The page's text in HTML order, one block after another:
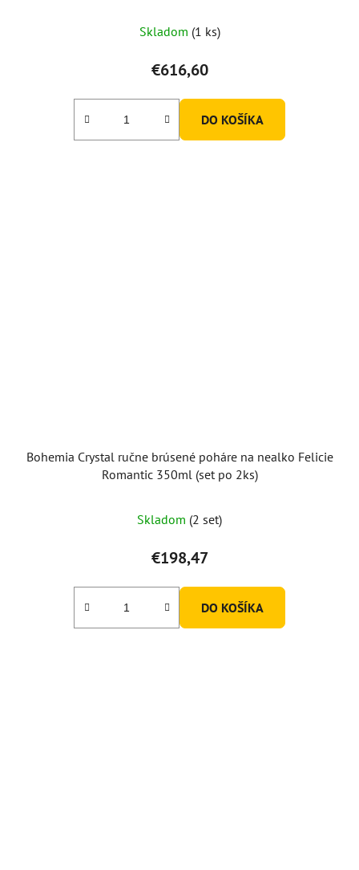
Skladom (1 ks)
€616,60
DO KOŠÍKA
Bohemia Crystal ručne brúsené poháre na nealko Felicie
Romantic 350ml (set po 2ks)
Skladom (2 set)
€198,47
DO KOŠÍKA